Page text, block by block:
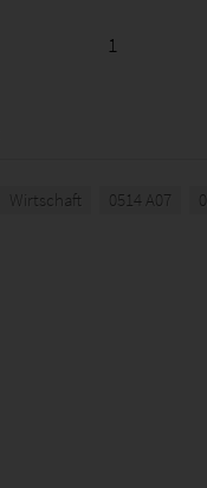
1
Wirtschaft 0514 A07